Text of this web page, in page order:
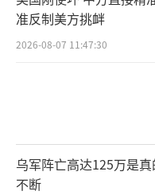
准反制美方挑衅
2026-08-07 11:47:30
乌军阵亡高达125万是
不断